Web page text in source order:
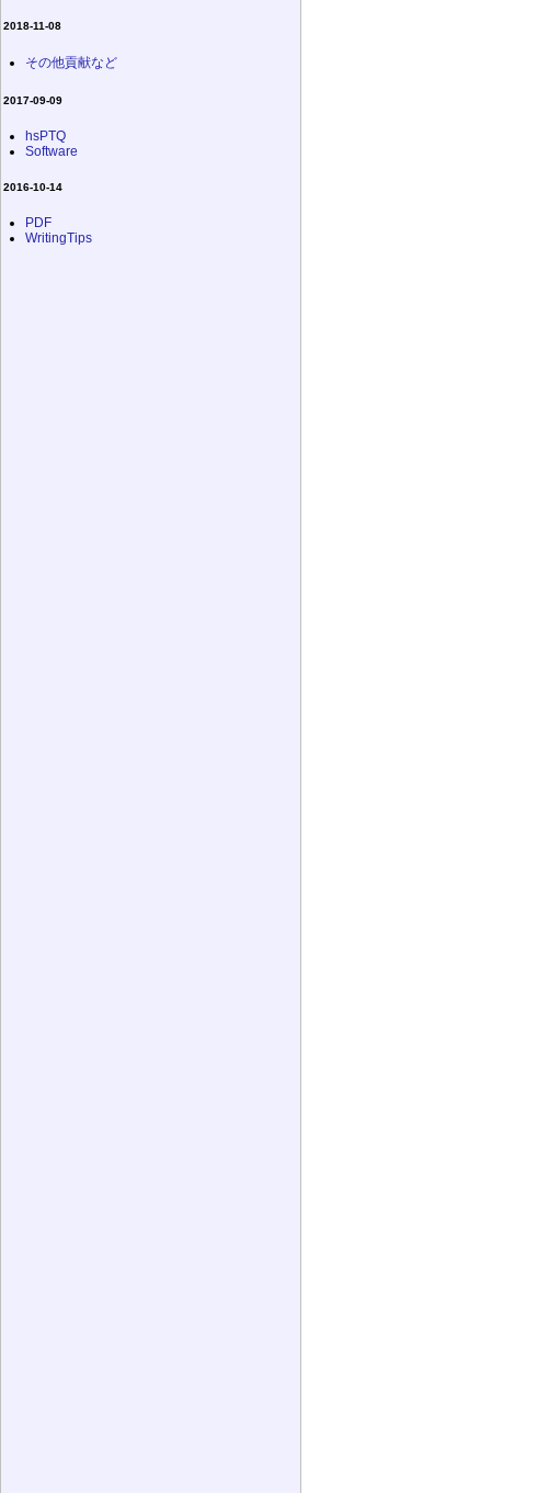
2018-11-08
その他貢献など
2017-09-09
hsPTQ
Software
2016-10-14
PDF
WritingTips